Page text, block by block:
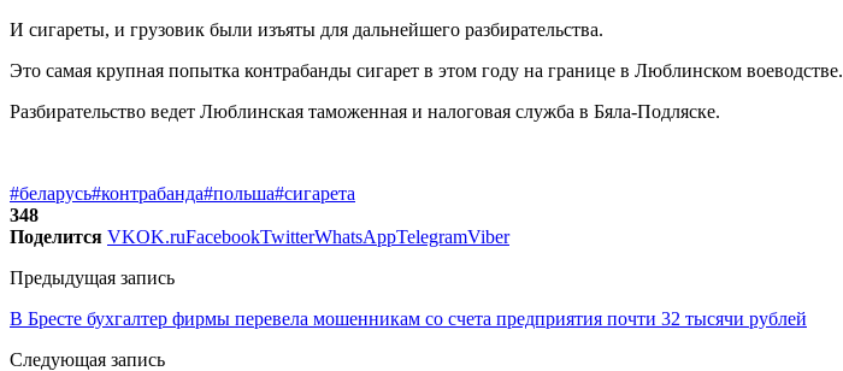
И сигареты, и грузовик были изъяты для дальнейшего разбирательства.
Это самая крупная попытка контрабанды сигарет в этом году на границе в Люблинском воеводстве.
Разбирательство ведет Люблинская таможенная и налоговая служба в Бяла-Подляске.
#беларусь#контрабанда#польша#сигарета
348
Поделится VKOK.ruFacebookTwitterWhatsAppTelegramViber
Предыдущая запись
В Бресте бухгалтер фирмы перевела мошенникам со счета предприятия почти 32 тысячи рублей
Следующая запись